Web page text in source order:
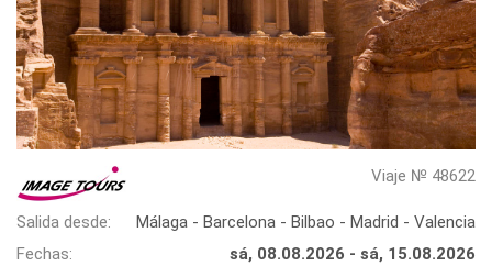
Viaje № 48622
Salida desde:
Málaga - Barcelona - Bilbao - Madrid - Valencia
Fechas:
sá, 08.08.2026 - sá, 15.08.2026